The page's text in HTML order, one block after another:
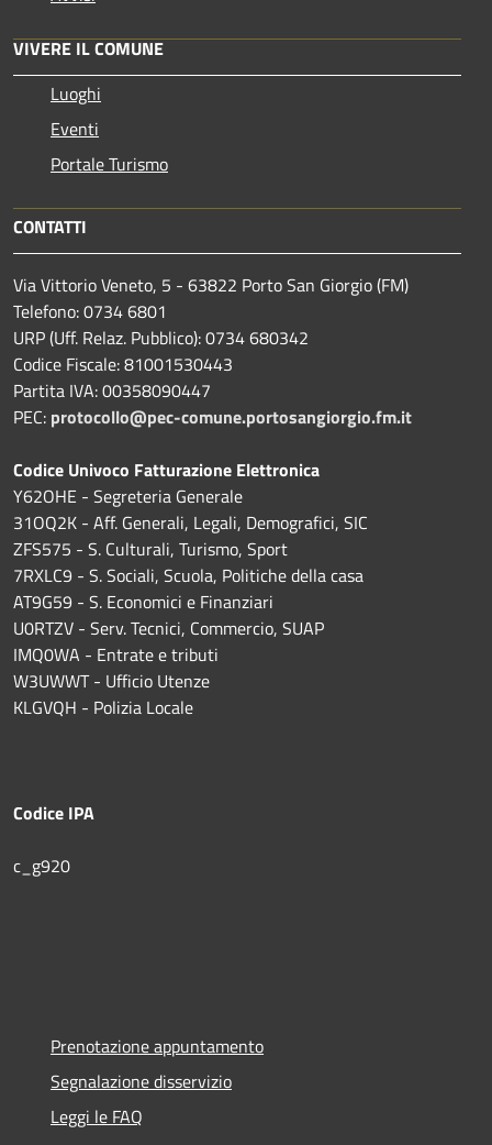
VIVERE IL COMUNE
Luoghi
Eventi
Portale Turismo
CONTATTI
Via Vittorio Veneto, 5 - 63822 Porto San Giorgio (FM)
Telefono: 0734 6801
URP (Uff. Relaz. Pubblico): 0734 680342
Codice Fiscale: 81001530443
Partita IVA: 00358090447
PEC: protocollo@pec-comune.portosangiorgio.fm.it
Codice Univoco Fatturazione Elettronica
Y62OHE - Segreteria Generale
31OQ2K - Aff. Generali, Legali, Demografici, SIC
ZFS575 - S. Culturali, Turismo, Sport
7RXLC9 - S. Sociali, Scuola, Politiche della casa
AT9G59 - S. Economici e Finanziari
U0RTZV - Serv. Tecnici, Commercio, SUAP
IMQ0WA - Entrate e tributi
W3UWWT - Ufficio Utenze
KLGVQH - Polizia Locale
Codice IPA
c_g920
Prenotazione appuntamento
Segnalazione disservizio
Leggi le FAQ